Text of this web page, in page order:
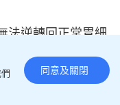
法逆轉回正常胃細
心目標是控制風
變機會降至最
同意及關閉